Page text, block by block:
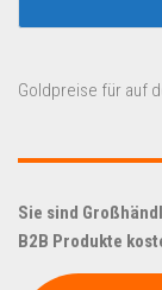
Goldpreise für auf
Sie sind
B2B Produkte